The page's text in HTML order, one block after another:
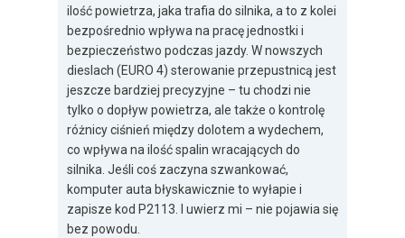
ilość powietrza, jaka trafia do silnika, a to z kolei
bezpośrednio wpływa na pracę jednostki i
bezpieczeństwo podczas jazdy. W nowszych
dieslach (EURO 4) sterowanie przepustnicą jest
jeszcze bardziej precyzyjne – tu chodzi nie
tylko o dopływ powietrza, ale także o kontrolę
różnicy ciśnień między dolotem a wydechem,
co wpływa na ilość spalin wracających do
silnika. Jeśli coś zaczyna szwankować,
komputer auta błyskawicznie to wyłapie i
zapisze kod P2113. I uwierz mi – nie pojawia się
bez powodu.